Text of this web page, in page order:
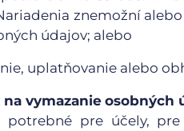
znemožní
údajov; alebo
uplatňovanie alebo
vymazanie osobných
pre účely,